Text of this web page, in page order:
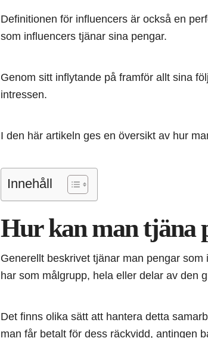
Definitionen för influencers är också en
som influencers tjänar sina pengar.
Genom sitt inflytande på framför allt sina
intressen.
I den här artikeln ges en översikt av hur
Innehåll
Hur kan man tjäna
Generellt beskrivet tjänar man pengar
har som målgrupp, hela eller delar av den
Det finns olika sätt att hantera detta
man får betalt för dess räckvidd, antingen